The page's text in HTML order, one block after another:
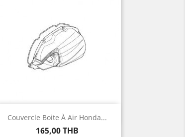
Couvercle Boite À Air Honda...
Prix
165,00 THB
Aperçu rapide